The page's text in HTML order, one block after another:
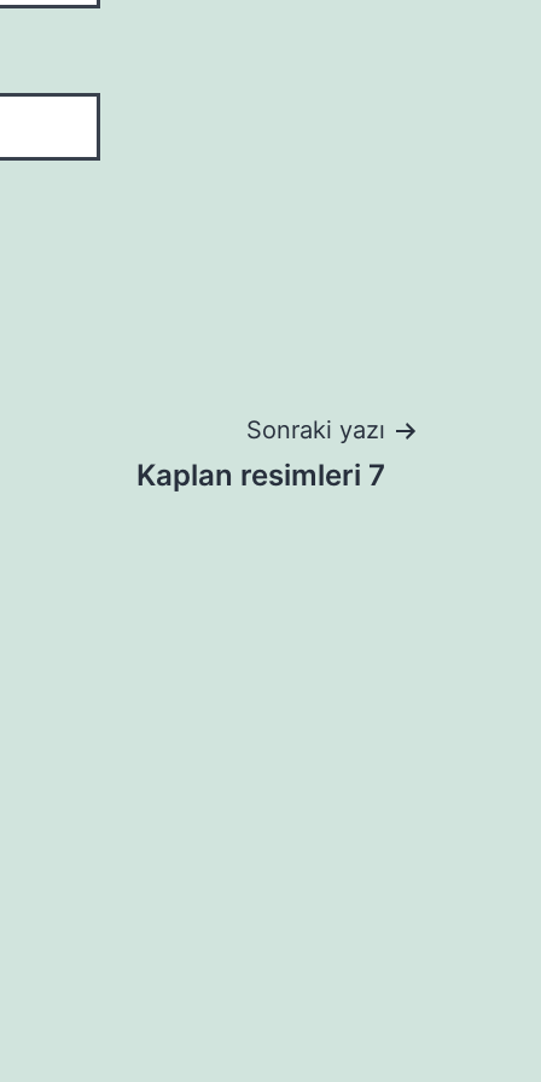
Sonraki yazı
Kaplan resimleri 7